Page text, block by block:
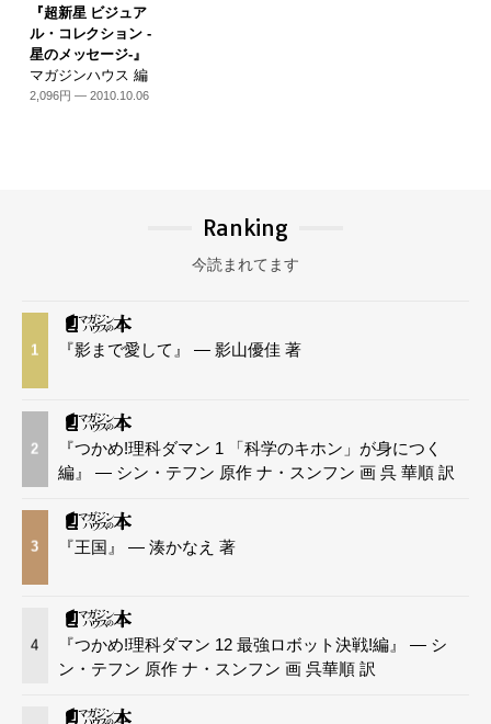
『超新星 ビジュア
ル・コレクション -
星のメッセージ-』
マガジンハウス 編
2,096円 — 2010.10.06
Ranking
今読まれてます
1 『影まで愛して』 — 影山優佳 著
2
『つかめ!理科ダマン 1 「科学のキホン」が身につく
編』 — シン・テフン 原作 ナ・スンフン 画 呉 華順 訳
3 『王国』 — 湊かなえ 著
4
『つかめ!理科ダマン 12 最強ロボット決戦!編』 — シ
ン・テフン 原作 ナ・スンフン 画 呉華順 訳